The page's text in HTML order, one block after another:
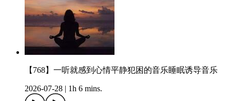
【768】一听就感到心情平静犯困的音乐睡眠诱导音乐
2026-07-28 1h 6 mins.